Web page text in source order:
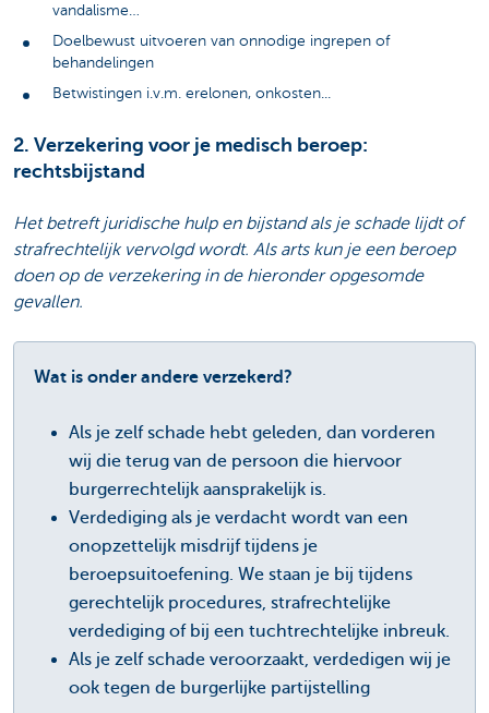
vandalisme…
Doelbewust uitvoeren van onnodige ingrepen of
behandelingen
Betwistingen i.v.m. erelonen, onkosten...
2. Verzekering voor je medisch beroep:
rechtsbijstand
Het betreft juridische hulp en bijstand als je schade lijdt of
strafrechtelijk vervolgd wordt. Als arts kun je een beroep
doen op de verzekering in de hieronder opgesomde
gevallen.
Wat is onder andere verzekerd?
Als je zelf schade hebt geleden, dan vorderen
wij die terug van de persoon die hiervoor
burgerrechtelijk aansprakelijk is.
Verdediging als je verdacht wordt van een
onopzettelijk misdrijf tijdens je
beroepsuitoefening. We staan je bij tijdens
gerechtelijk procedures, strafrechtelijke
verdediging of bij een tuchtrechtelijke inbreuk.
Als je zelf schade veroorzaakt, verdedigen wij je
ook tegen de burgerlijke partijstelling